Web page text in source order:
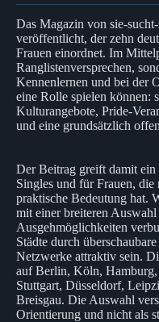
Das Magazin von sie-
veröffentlicht, der zehn
Frauen einordnet. Im
Ranglistenversprechen,
Kennenlernen und bei der
eine Rolle spielen können:
Kulturangebote, Pride-
und eine grundsätzlich
Der Beitrag greift damit ein
Singles und für Frauen, die
praktische Bedeutung hat.
mit einer breiteren
Ausgehmöglichkeiten
Städte durch
Netzwerke attraktiv sein.
auf Berlin, Köln,
Stuttgart, Düsseldorf,
Breisgau. Die Auswahl
Orientierung und nicht als